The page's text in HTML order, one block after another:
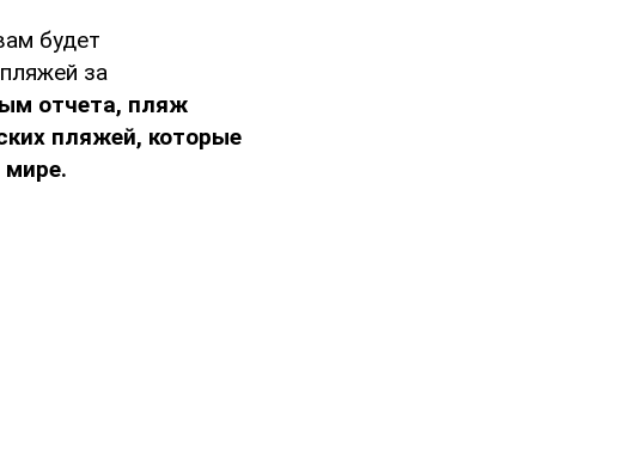
будет
за
отчета, пляж
пляжей, которые